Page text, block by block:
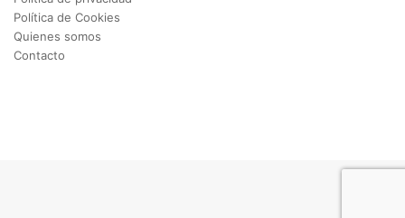
Política de Cookies
Quienes somos
Contacto